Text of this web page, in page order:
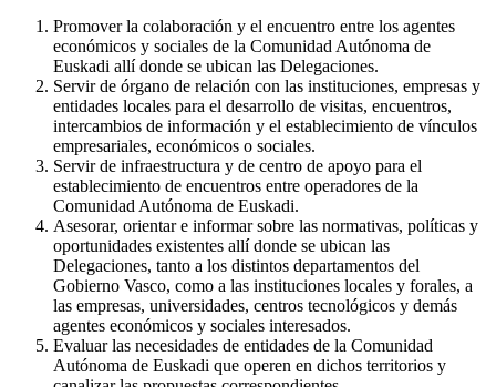
Promover la colaboración y el encuentro entre los agentes
económicos y sociales de la Comunidad Autónoma de
Euskadi allí donde se ubican las Delegaciones.
Servir de órgano de relación con las instituciones, empresas y
entidades locales para el desarrollo de visitas, encuentros,
intercambios de información y el establecimiento de vínculos
empresariales, económicos o sociales.
Servir de infraestructura y de centro de apoyo para el
establecimiento de encuentros entre operadores de la
Comunidad Autónoma de Euskadi.
Asesorar, orientar e informar sobre las normativas, políticas y
oportunidades existentes allí donde se ubican las
Delegaciones, tanto a los distintos departamentos del
Gobierno Vasco, como a las instituciones locales y forales, a
las empresas, universidades, centros tecnológicos y demás
agentes económicos y sociales interesados.
Evaluar las necesidades de entidades de la Comunidad
Autónoma de Euskadi que operen en dichos territorios y